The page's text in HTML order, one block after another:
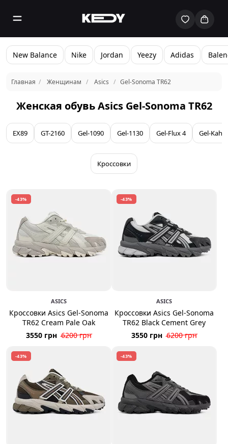
New Balance Nike Jordan Yeezy Adidas
Главная Женщинам Asics Gel-Sonoma TR62
Женская обувь Asics Gel-Sonoma TR62
EX89 GT-2160 Gel-1090 Gel-1130 Gel-Flux 4 Gel-
Кроссовки
-43%
ASICS
Кроссовки Asics Gel-Sonoma
TR62 Cream Pale Oak
3550 грн 6200 грн
-43%
ASICS
Кроссовки Asics Gel-Sonoma
TR62 Black Cement Grey
3550 грн 6200 грн
-43% -43%